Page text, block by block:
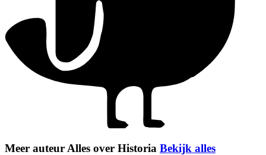
Meer auteur Alles over Historia Bekijk alles